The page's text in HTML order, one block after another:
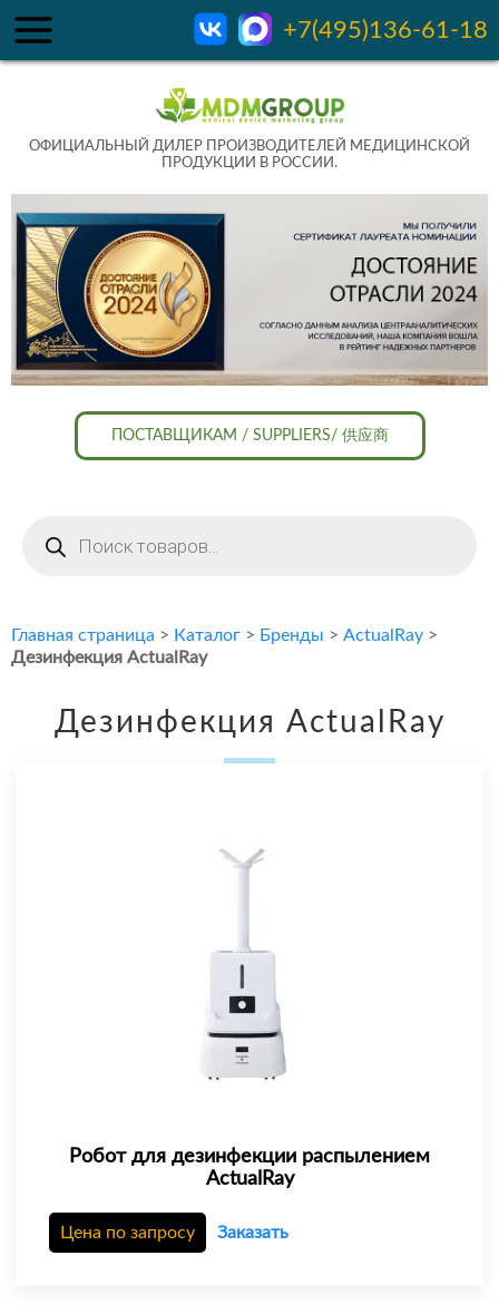
+7(495)136-61-18
ОФИЦИАЛЬНЫЙ ДИЛЕР ПРОИЗВОДИТЕЛЕЙ МЕДИЦИНСКОЙ
ПРОДУКЦИИ В РОССИИ.
ПОСТАВЩИКАМ / SUPPLIERS/ 供应商
товаров
Главная страница > Каталог > Бренды > ActualRay >
Дезинфекция ActualRay
Дезинфекция ActualRay
Робот для дезинфекции распылением
ActualRay
Цена по запросу Заказать